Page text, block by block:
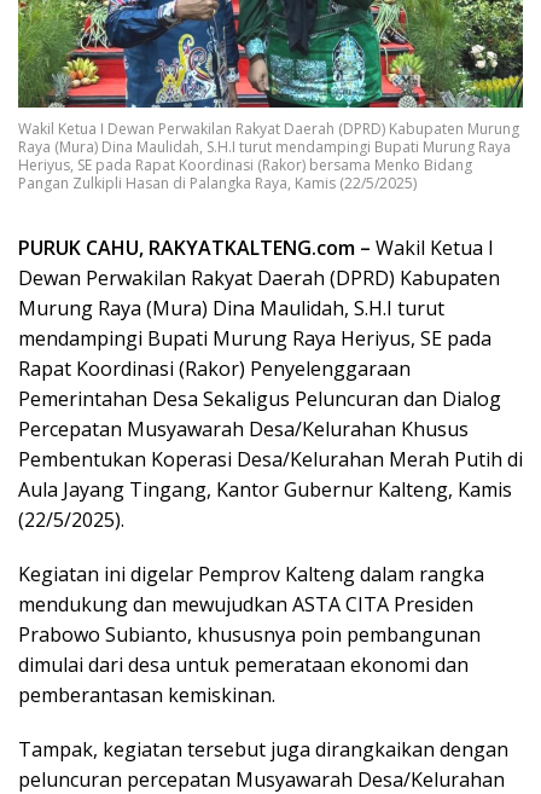
Wakil Ketua I Dewan Perwakilan Rakyat Daerah (DPRD) Kabupaten Murung
Raya (Mura) Dina Maulidah, S.H.I turut mendampingi Bupati Murung Raya
Heriyus, SE pada Rapat Koordinasi (Rakor) bersama Menko Bidang
Pangan Zulkipli Hasan di Palangka Raya, Kamis (22/5/2025)
PURUK CAHU, RAKYATKALTENG.com – Wakil Ketua I
Dewan Perwakilan Rakyat Daerah (DPRD) Kabupaten
Murung Raya (Mura) Dina Maulidah, S.H.I turut
mendampingi Bupati Murung Raya Heriyus, SE pada
Rapat Koordinasi (Rakor) Penyelenggaraan
Pemerintahan Desa Sekaligus Peluncuran dan Dialog
Percepatan Musyawarah Desa/Kelurahan Khusus
Pembentukan Koperasi Desa/Kelurahan Merah Putih di
Aula Jayang Tingang, Kantor Gubernur Kalteng, Kamis
(22/5/2025).
Kegiatan ini digelar Pemprov Kalteng dalam rangka
mendukung dan mewujudkan ASTA CITA Presiden
Prabowo Subianto, khususnya poin pembangunan
dimulai dari desa untuk pemerataan ekonomi dan
pemberantasan kemiskinan.
Tampak, kegiatan tersebut juga dirangkaikan dengan
peluncuran percepatan Musyawarah Desa/Kelurahan